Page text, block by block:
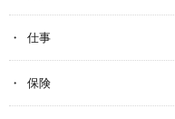
仕事
保険